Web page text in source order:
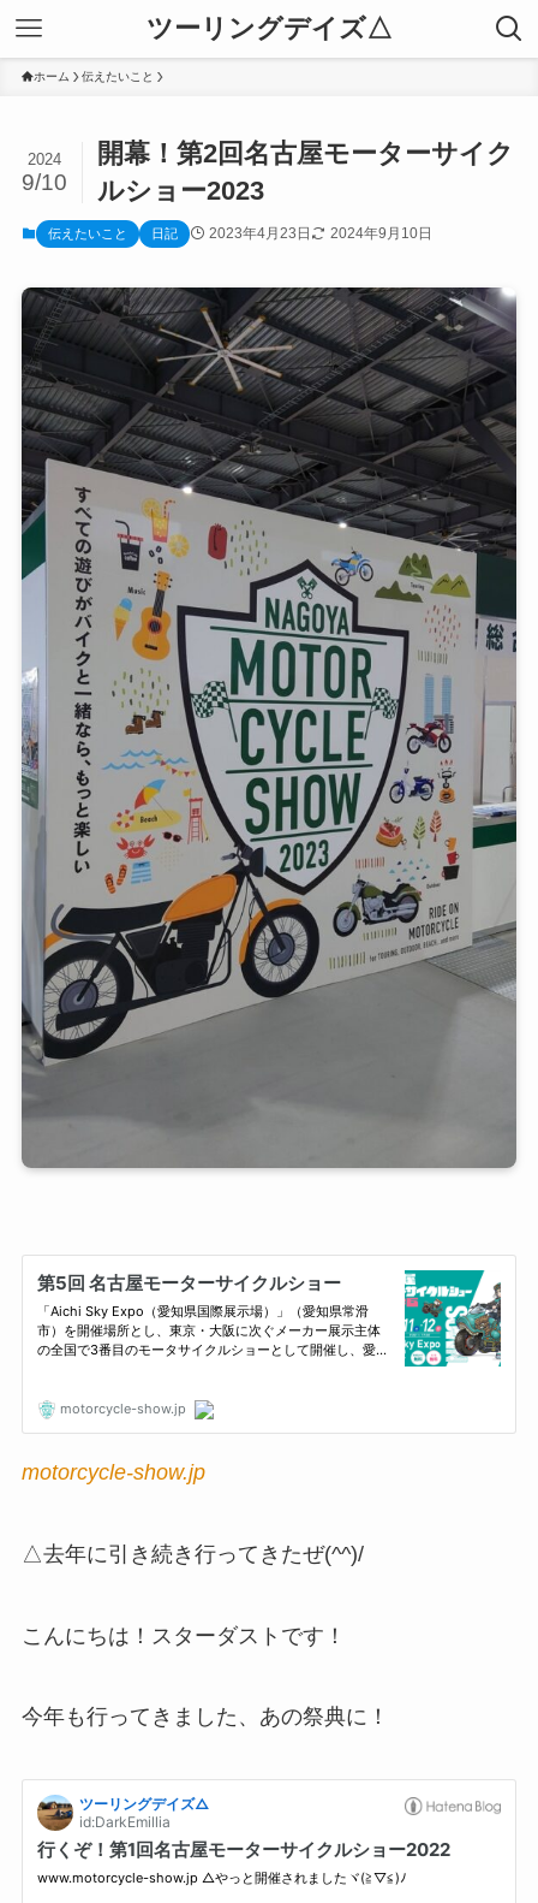
ツーリングデイズ△
ホーム 伝えたいこと
開幕！第2回名古屋モーターサイク
ルショー2023
2024
9/10
伝えたいこと 日記 2023年4月23日 2024年9月10日
motorcycle-show.jp
△去年に引き続き行ってきたぜ(^^)/
こんにちは！スターダストです！
今年も行ってきました、あの祭典に！